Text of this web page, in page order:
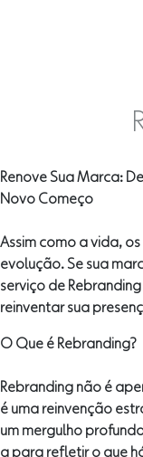
Renove Sua Marca:
Novo Começo
Assim como a vida,
evolução. Se sua
serviço de
reinventar sua
O Que é Rebranding?
Rebranding não é
é uma reinvenção
um mergulho
a para refletir o que